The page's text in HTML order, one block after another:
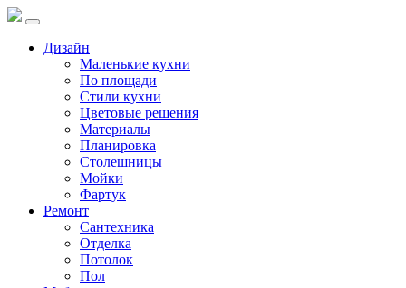
Дизайн
Маленькие кухни
По площади
Стили кухни
Цветовые решения
Материалы
Планировка
Столешницы
Мойки
Фартук
Ремонт
Сантехника
Отделка
Потолок
Пол